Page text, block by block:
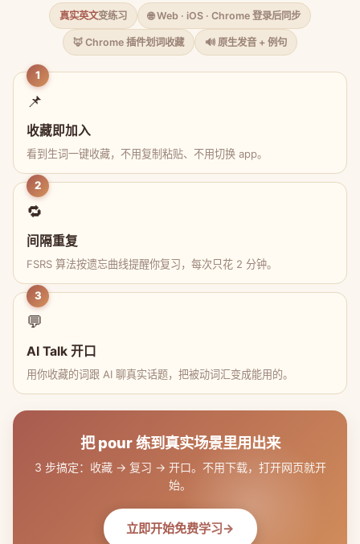
真实英文变练习 🌐 Web · iOS · Chrome 登录后同步
🦊 Chrome 插件划词收藏 🔊 原生发音 + 例句
1
📌
收藏即加入
看到生词一键收藏，不用复制粘贴、不用切换 app。
2
🔁
间隔重复
FSRS 算法按遗忘曲线提醒你复习，每次只花 2 分钟。
3
💬
AI Talk 开口
用你收藏的词跟 AI 聊真实话题，把被动词汇变成能用的。
把 pour 练到真实场景里用出来
3 步搞定：收藏 → 复习 → 开口。不用下载，打开网页就开
始。
立即开始免费学习